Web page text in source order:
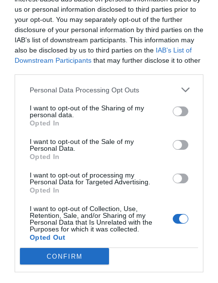
us or personal information disclosed to third parties prior to
your opt-out. You may separately opt-out of the further
disclosure of your personal information by third parties on the
IAB’s list of downstream participants. This information may
also be disclosed by us to third parties on the IAB’s List of
Downstream Participants that may further disclose it to other
Personal Data Processing Opt Outs
I want to opt-out of the Sharing of my
personal data.
Opted In
I want to opt-out of the Sale of my
Personal Data.
Opted In
I want to opt-out of processing my
Personal Data for Targeted Advertising.
Opted In
I want to opt-out of Collection, Use,
Retention, Sale, and/or Sharing of my
Personal Data that Is Unrelated with the
Purposes for which it was collected.
Opted Out
CONFIRM